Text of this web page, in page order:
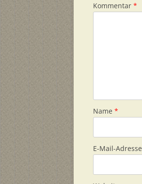
Kommentar *
Name *
E-Mail-Adresse